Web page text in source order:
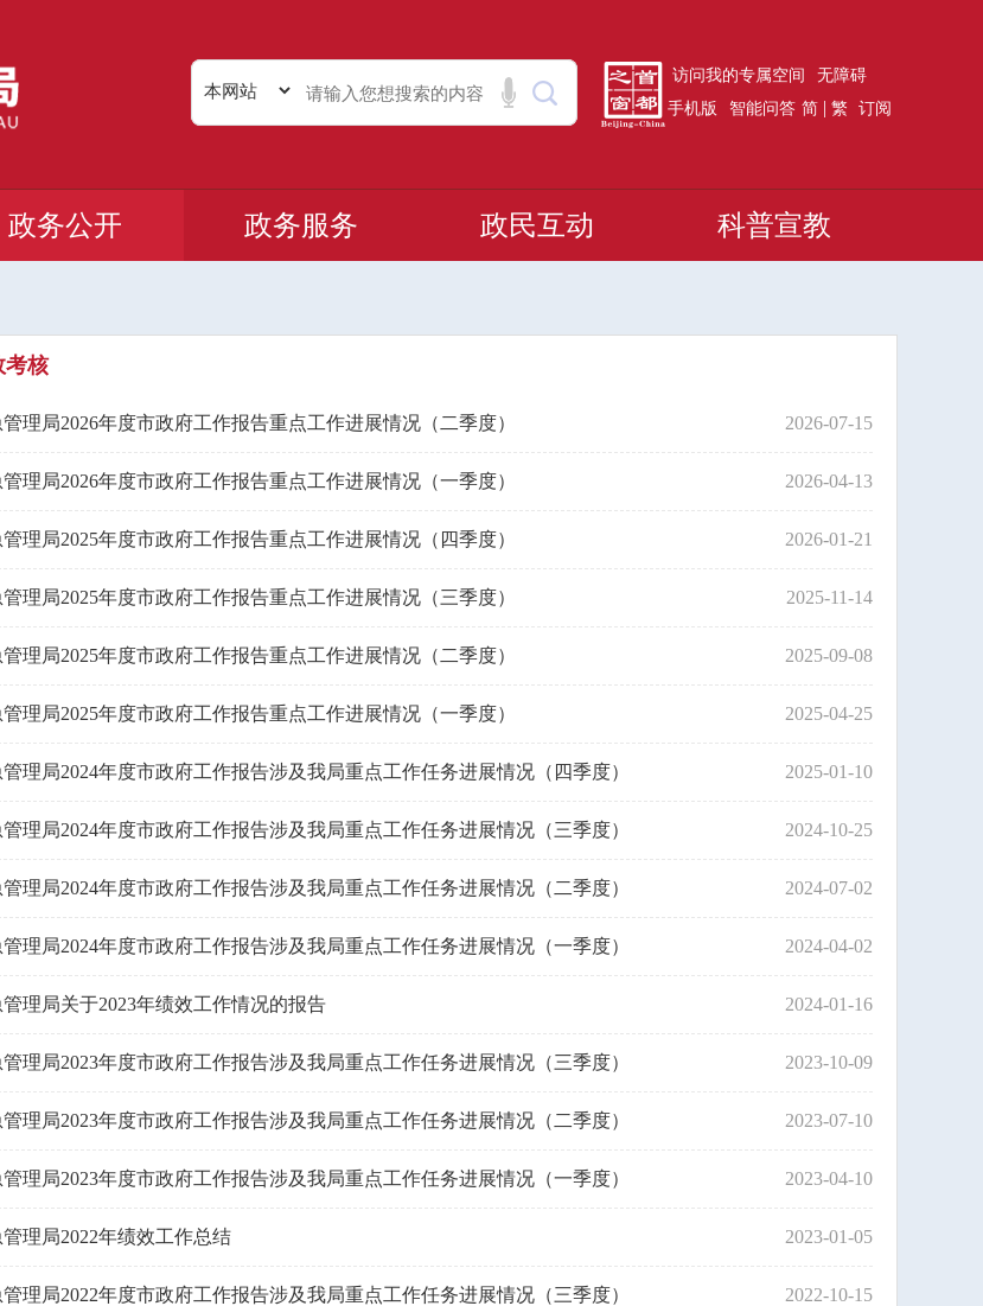
访问我的专属空间
无障碍
手机版
智能问答 简 | 繁 订阅
政务公开 政务服务 政民互动 科普宣教
考核
理局2026年度市政府工作报告重点工作进展情况（二季度） 2026-07-15
理局2026年度市政府工作报告重点工作进展情况（一季度） 2026-04-13
理局2025年度市政府工作报告重点工作进展情况（四季度） 2026-01-21
理局2025年度市政府工作报告重点工作进展情况（三季度） 2025-11-14
理局2025年度市政府工作报告重点工作进展情况（二季度） 2025-09-08
理局2025年度市政府工作报告重点工作进展情况（一季度） 2025-04-25
理局2024年度市政府工作报告涉及我局重点工作任务进展情况（四季度） 2025-01-10
理局2024年度市政府工作报告涉及我局重点工作任务进展情况（三季度） 2024-10-25
理局2024年度市政府工作报告涉及我局重点工作任务进展情况（二季度） 2024-07-02
理局2024年度市政府工作报告涉及我局重点工作任务进展情况（一季度） 2024-04-02
理局关于2023年绩效工作情况的报告 2024-01-16
理局2023年度市政府工作报告涉及我局重点工作任务进展情况（三季度） 2023-10-09
理局2023年度市政府工作报告涉及我局重点工作任务进展情况（二季度） 2023-07-10
理局2023年度市政府工作报告涉及我局重点工作任务进展情况（一季度） 2023-04-10
理局2022年绩效工作总结 2023-01-05
理局2022年度市政府工作报告涉及我局重点工作任务进展情况（三季度） 2022-10-15